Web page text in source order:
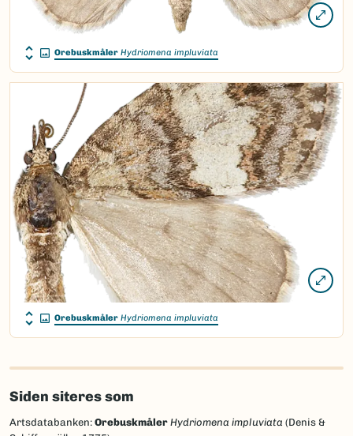
Orebuskmåler Hydriomena impluviata
Orebuskmåler Hydriomena impluviata
Siden siteres som
Artsdatabanken: Orebuskmåler Hydriomena impluviata (Denis &